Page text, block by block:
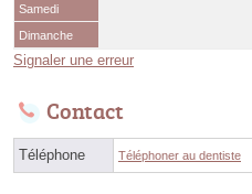
Samedi
Dimanche
Signaler une erreur
Contact
Téléphone Téléphoner au dentiste